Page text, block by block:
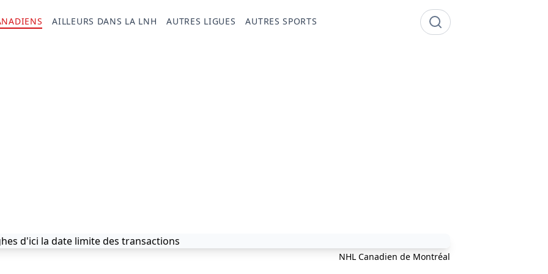
AILLEURS DANS LA LNH AUTRES LIGUES AUTRES SPORTS
NHL Canadien de Montréal